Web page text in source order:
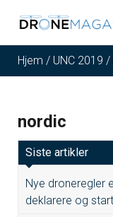
Hjem / UNC 2019 /
nordic
Siste artikler
Nye droneregler
deklarere og